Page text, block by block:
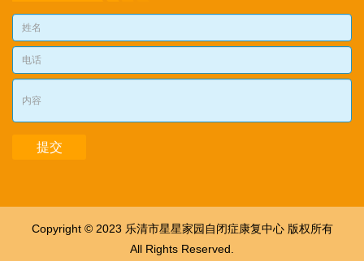
Copyright © 2023 乐清市星星家园自闭症康复中心 版权所有
All Rights Reserved.